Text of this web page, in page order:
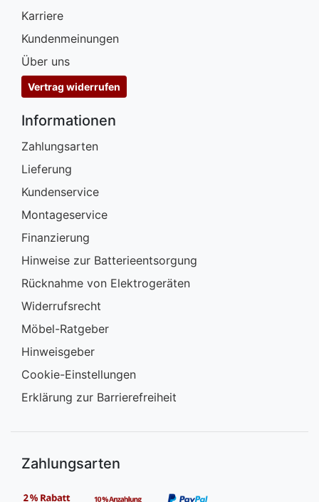
Karriere
Kundenmeinungen
Über uns
Vertrag widerrufen
Informationen
Zahlungsarten
Lieferung
Kundenservice
Montageservice
Finanzierung
Hinweise zur Batterieentsorgung
Rücknahme von Elektrogeräten
Widerrufsrecht
Möbel-Ratgeber
Hinweisgeber
Cookie-Einstellungen
Erklärung zur Barrierefreiheit
Zahlungsarten